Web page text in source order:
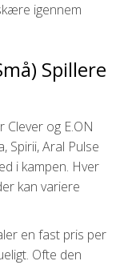
igennem
Spillere
og E.ON
Spirii, Aral Pulse
i kampen. Hver
kan variere
en fast pris per
Ofte den